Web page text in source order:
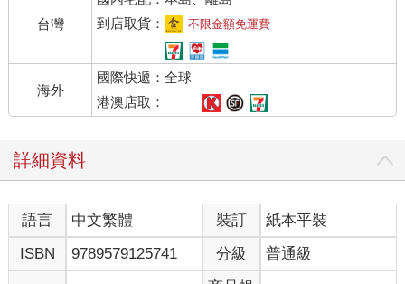
台灣
到店取貨：
不限金額免運費
海外
國際快遞：全球
港澳店取：
詳細資料
語言 中文繁體 裝訂
紙本平裝
ISBN
9789579125741 分級 普通級